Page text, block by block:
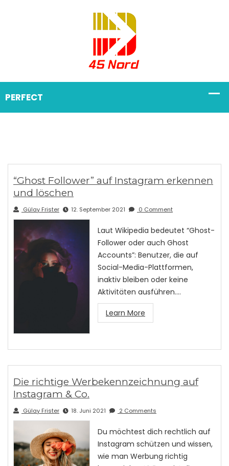
“Ghost Follower” auf Instagram erkennen
und löschen
Gülay Frister 12. September 2021 0 Comment
Laut Wikipedia bedeutet “Ghost-
Follower oder auch Ghost
Accounts”: Benutzer, die auf
Social-Media-Plattformen,
inaktiv bleiben oder keine
Aktivitäten ausführen.…
Learn More
Die richtige Werbekennzeichnung auf
Instagram & Co.
Gülay Frister 18. Juni 2021 2 Comments
Du möchtest dich rechtlich auf
Instagram schützen und wissen,
wie man Werbung richtig